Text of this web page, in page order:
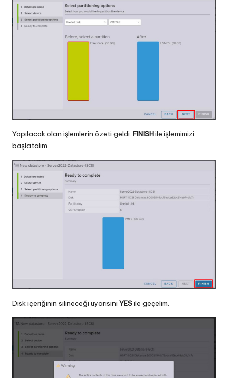
Yapılacak olan işlemlerin özeti geldi. FINISHile işlemimizi
başlatalım.
Disk içeriğinin silineceği uyarısını YESile geçelim.